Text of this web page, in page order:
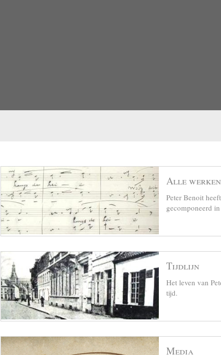
Alle werken
Peter Benoit
gecomponeerd
Tijdlijn
Het leven van
tijd.
Media